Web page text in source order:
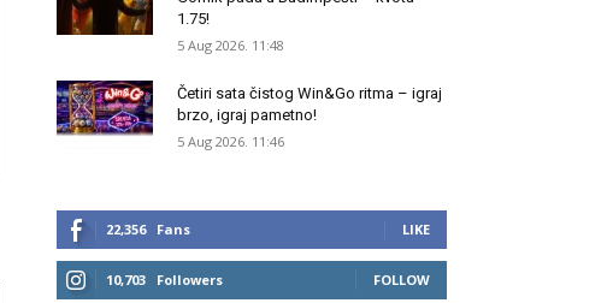
1.75!
5 Aug 2026. 11:48
Četiri sata čistog Win&Go ritma – igraj
brzo, igraj pametno!
5 Aug 2026. 11:46
22,356 Fans LIKE
10,703 Followers FOLLOW